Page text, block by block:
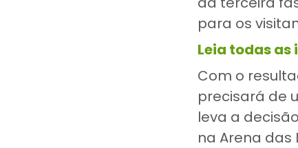
para os
Leia todas as
Com o
precisará de
leva a
na Arena das